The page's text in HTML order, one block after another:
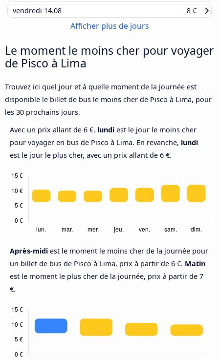
vendredi 14.08 8 €
Afficher plus de jours
Le moment le moins cher pour voyager
de Pisco à Lima
Trouvez ici quel jour et à quelle moment de la journée est
disponible le billet de bus le moins cher de Pisco à Lima, pour
les 30 prochains jours.
Avec un prix allant de 6 €, lundi est le jour le moins cher
pour voyager en bus de Pisco à Lima. En revanche, lundi
est le jour le plus cher, avec un prix allant de 6 €.
Après-midi est le moment le moins cher de la journée pour
un billet de bus de Pisco à Lima, prix à partir de 6 €. Matin
est le moment le plus cher de la journée, prix à partir de 7
€.